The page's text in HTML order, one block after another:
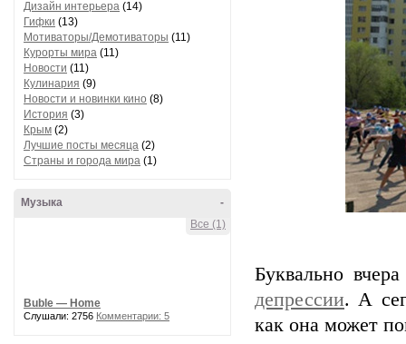
Дизайн интерьера (14)
Гифки (13)
Мотиваторы/Демотиваторы (11)
Курорты мира (11)
Новости (11)
Кулинария (9)
Новости и новинки кино (8)
История (3)
Крым (2)
Лучшие посты месяца (2)
Страны и города мира (1)
-
Музыка
Все (1)
Buble — Home
Слушали: 2756 Комментарии: 5
Буквально
депрессии. А
как она может